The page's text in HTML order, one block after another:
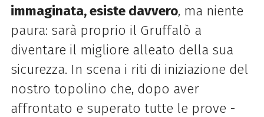
immaginata, esiste davvero, ma niente
paura: sarà proprio il Gruffalò a
diventare il migliore alleato della sua
sicurezza. In scena i riti di iniziazione del
nostro topolino che, dopo aver
affrontato e superato tutte le prove -